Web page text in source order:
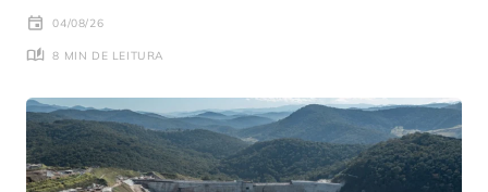
04/08/26
8 MIN DE LEITURA